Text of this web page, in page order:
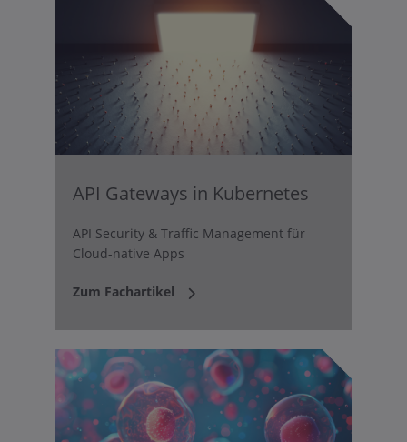
API Gateways in Kubernetes
API Security & Traffic Management für
Cloud-native Apps
Zum Fachartikel